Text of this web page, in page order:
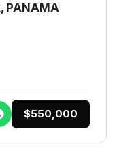
PANAMA
$550,000